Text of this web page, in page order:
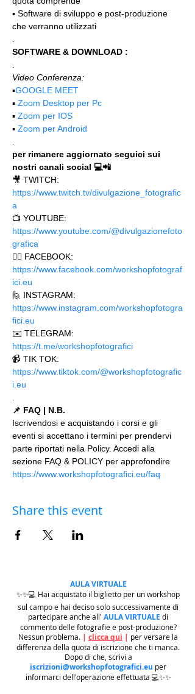
▪️ Software di sviluppo e post-produzione
che verranno utilizzati
SOFTWARE & DOWNLOAD :
Video Conferenza:
▪️GOOGLE MEET
▪️ Zoom Desktop per Pc
▪️ Zoom per IOS
▪️ Zoom per Android
per rimanere aggiornato seguici sui
nostri canali social 💻📲
🎥 TWITCH:
https://www.twitch.tv/divulgazione_fotografic
a
📺 YOUTUBE:
https://www.youtube.com/@divulgazionefoto
grafica
🙋‍♂️ FACEBOOK:
https://www.facebook.com/workshopfotograf
ici.eu
🙋 INSTAGRAM:
https://www.instagram.com/workshopfotogra
fici.eu
✉️ TELEGRAM:
https://t.me/workshopfotografici
📹 TIK TOK:
https://www.tiktok.com/@workshopfotografic
i.eu
📌 FAQ | N.B.
Iscrivendosi e acquistando i corsi e gli
eventi si accettano i termini per prendervi
parte riportati nella Policy. Accedi alla
sezione FAQ & POLICY per approfondire
https://www.workshopfotografici.eu/faq
Share this event
AULA VIRTUALE
✨✨💻 Hai acquistato il biglietto per un workshop
sul campo e hai deciso solo successivamente di
partecipare anche all' AULA VIRTUALE di
commento delle fotografie e post-produzione?
Nessun problema. | clicca qui | per versare la
differenza della quota di iscrizione che ti manca.
Dopo di che, scrivi a
iscrizioni@workshopfotografici.eu per
informarci dell'operazione effettuata 💻✨✨